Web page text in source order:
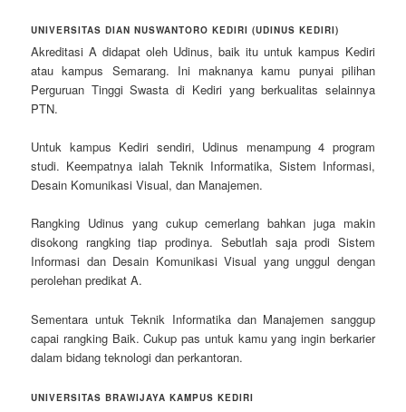
UNIVERSITAS DIAN NUSWANTORO KEDIRI (UDINUS KEDIRI)
Akreditasi A didapat oleh Udinus, baik itu untuk kampus Kediri
atau kampus Semarang. Ini maknanya kamu punyai pilihan
Perguruan Tinggi Swasta di Kediri yang berkualitas selainnya
PTN.
Untuk kampus Kediri sendiri, Udinus menampung 4 program
studi. Keempatnya ialah Teknik Informatika, Sistem Informasi,
Desain Komunikasi Visual, dan Manajemen.
Rangking Udinus yang cukup cemerlang bahkan juga makin
disokong rangking tiap prodinya. Sebutlah saja prodi Sistem
Informasi dan Desain Komunikasi Visual yang unggul dengan
perolehan predikat A.
Sementara untuk Teknik Informatika dan Manajemen sanggup
capai rangking Baik. Cukup pas untuk kamu yang ingin berkarier
dalam bidang teknologi dan perkantoran.
UNIVERSITAS BRAWIJAYA KAMPUS KEDIRI